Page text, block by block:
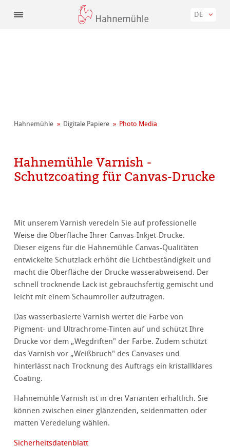
DE
Hahnemühle Digitale Papiere Photo Media
Hahnemühle Varnish -
Schutzcoating für Canvas-Drucke
Mit unserem Varnish veredeln Sie auf professionelle
Weise die Oberfläche Ihrer Canvas-Inkjet-Drucke.
Dieser eigens für die Hahnemühle Canvas-Qualitäten
entwickelte Schutzlack erhöht die Lichtbeständigkeit und
macht die Oberfläche der Drucke wasserabweisend. Der
schnell trocknende Lack ist gebrauchsfertig gemischt und
leicht mit einem Schaumroller aufzutragen.
Das wasserbasierte Varnish wertet die Farbe von
Pigment- und Ultrachrome-Tinten auf und schützt Ihre
Drucke vor dem „Wegdriften" der Farbe. Zudem schützt
das Varnish vor „Weißbruch" des Canvases und
hinterlässt nach Trocknung des Auftrags ein kristallklares
Coating.
Hahnemühle Varnish ist in drei Varianten erhältlich. Sie
können zwischen einer glänzenden, seidenmatten oder
matten Veredelung wählen.
Sicherheitsdatenblatt